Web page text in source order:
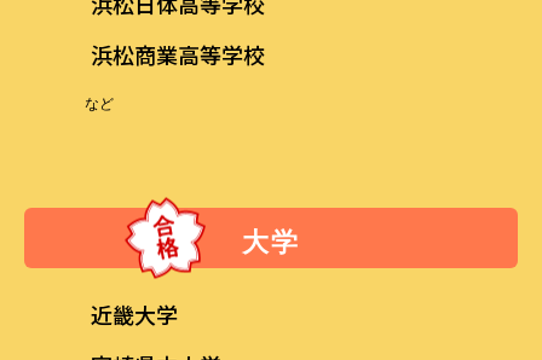
浜松商業高等学校
など
大学
近畿大学